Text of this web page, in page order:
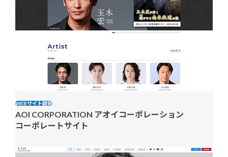
WEBサイト開発
AOI CORPORATION アオイコーポレーション
コーポレートサイト